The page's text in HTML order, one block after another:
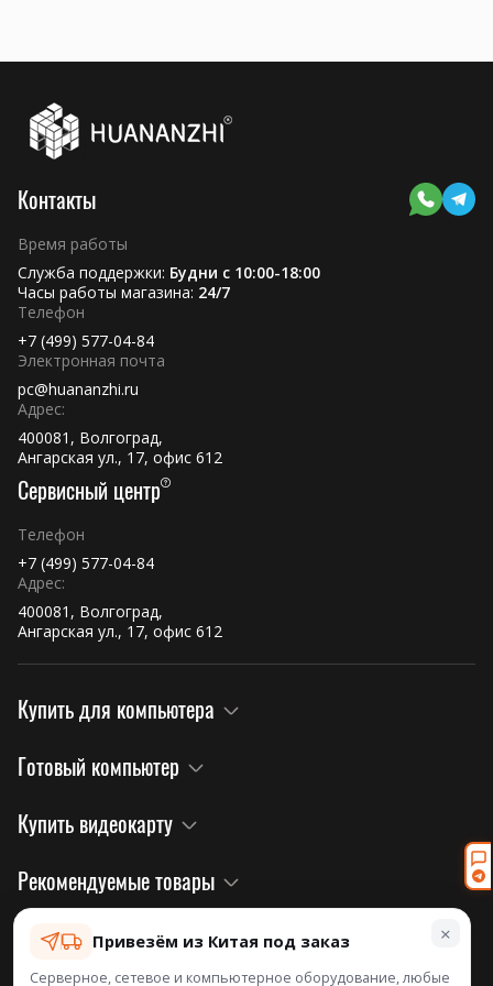
Контакты
Время работы
Служба поддержки: Будни с 10:00-18:00
Часы работы магазина: 24/7
Телефон
+7 (499) 577-04-84
Электронная почта
pc@huananzhi.ru
Адрес:
400081, Волгоград,
Ангарская ул., 17, офис 612
Сервисный центр
Телефон
+7 (499) 577-04-84
Адрес:
400081, Волгоград,
Ангарская ул., 17, офис 612
Купить для компьютера
Готовый компьютер
Купить видеокарту
Рекомендуемые товары
Правовая информация и политика
×
Привезём из Китая под заказ
Серверное, сетевое и компьютерное оборудование, любые